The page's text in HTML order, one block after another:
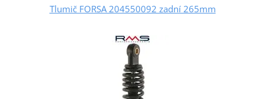
Tlumič FORSA 204550092 zadní 265mm